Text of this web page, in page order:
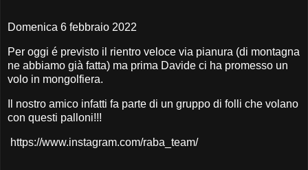
Domenica 6 febbraio 2022
Per oggi é previsto il rientro veloce via pianura (di montagna
ne abbiamo già fatta) ma prima Davide ci ha promesso un
volo in mongolfiera.
Il nostro amico infatti fa parte di un gruppo di folli che volano
con questi palloni!!!
https://www.instagram.com/raba_team/